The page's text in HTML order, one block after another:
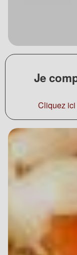
Je
Cliquez ici